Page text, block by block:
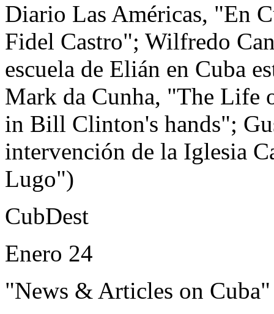
Diario Las Américas, "En
Fidel Castro"; Wilfredo
escuela de Elián en Cuba
Mark da Cunha, "The Life
in Bill Clinton's hands";
intervención de la Iglesia
Lugo")
CubDest
Enero 24
"News & Articles on Cuba"